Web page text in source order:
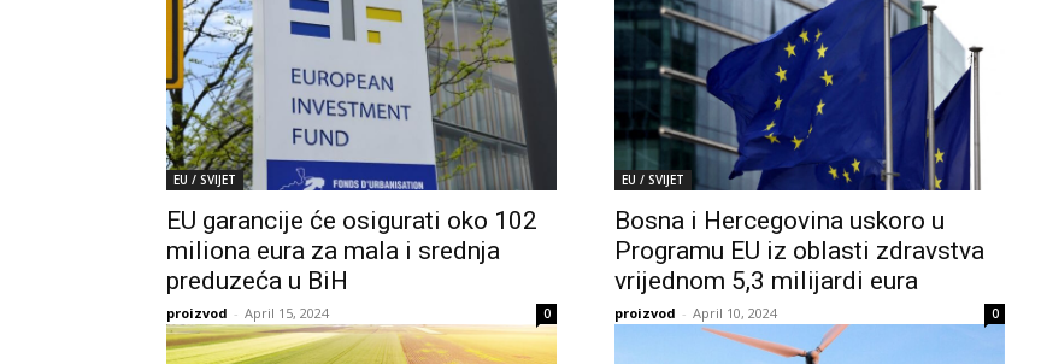
EU / SVIJET
EU garancije će osigurati oko 102
miliona eura za mala i srednja
preduzeća u BiH
proizvod - April 15, 2024 0
EU / SVIJET
Bosna i Hercegovina uskoro u
Programu EU iz oblasti zdravstva
vrijednom 5,3 milijardi eura
proizvod - April 10, 2024 0